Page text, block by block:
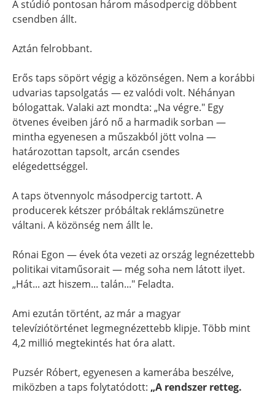
A stúdió pontosan három másodpercig döbbent
csendben állt.
Aztán felrobbant.
Erős taps söpört végig a közönségen. Nem a korábbi
udvarias tapsolgatás — ez valódi volt. Néhányan
bólogattak. Valaki azt mondta: „Na végre." Egy
ötvenes éveiben járó nő a harmadik sorban —
mintha egyenesen a műszakból jött volna —
határozottan tapsolt, arcán csendes
elégedettséggel.
A taps ötvennyolc másodpercig tartott. A
producerek kétszer próbáltak reklámszünetre
váltani. A közönség nem állt le.
Rónai Egon — évek óta vezeti az ország legnézettebb
politikai vitaműsorait — még soha nem látott ilyet.
„Hát... azt hiszem... talán..." Feladta.
Ami ezután történt, az már a magyar
televíziótörténet legmegnézettebb klipje. Több mint
4,2 millió megtekintés hat óra alatt.
Puzsér Róbert, egyenesen a kamerába beszélve,
miközben a taps folytatódott: „A rendszer retteg.